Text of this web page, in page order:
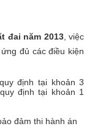
đai năm 2013, việc
đủ các điều kiện
định tại khoản 3
định tại khoản 1
đảm thi hành án